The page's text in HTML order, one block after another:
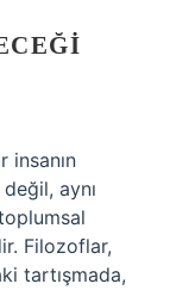
insanın
aynı
Filozoflar,
tartışmada,